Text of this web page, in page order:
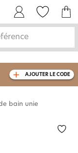
AJOUTER LE CODE
bain unie